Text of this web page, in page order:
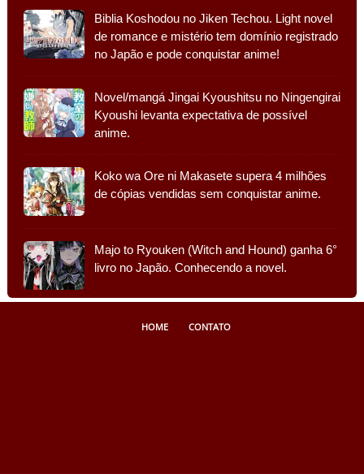
Biblia Koshodou no Jiken Techou. Light novel
de romance e mistério tem domínio registrado
no Japão e pode conquistar anime!
Novel/mangá Jingai Kyoushitsu no Ningengirai
Kyoushi levanta expectativa de possível
anime.
Koko wa Ore ni Makasete supera 4 milhões
de cópias vendidas sem conquistar anime.
Majo to Ryouken (Witch and Hound) ganha 6°
livro no Japão. Conhecendo a novel.
HOME CONTATO